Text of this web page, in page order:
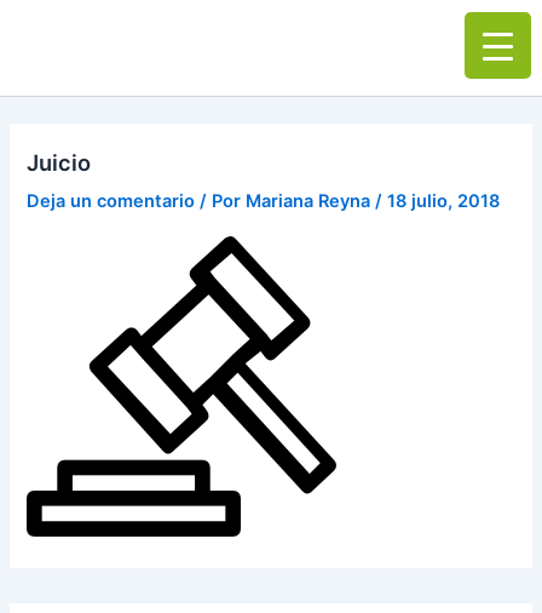
Main
Juicio
Deja un comentario / Por Mariana Reyna/18 julio, 2018